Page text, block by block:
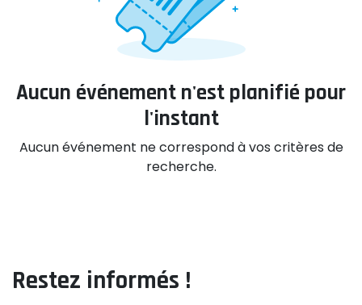
Aucun événement n'est planifié pour
l'instant
Aucun événement ne correspond à vos critères de
recherche.
Restez informés !